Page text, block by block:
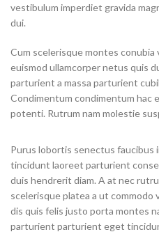
vestibulum imperdiet gravida
dui.
Cum scelerisque montes
euismod ullamcorper netus quis
parturient a massa parturient
Condimentum condimentum hac
potenti. Rutrum nam molestie
Purus lobortis senectus
tincidunt laoreet parturient
duis hendrerit diam. A at nec
scelerisque platea a ut
dis quis felis justo porta montes
parturient parturient eget